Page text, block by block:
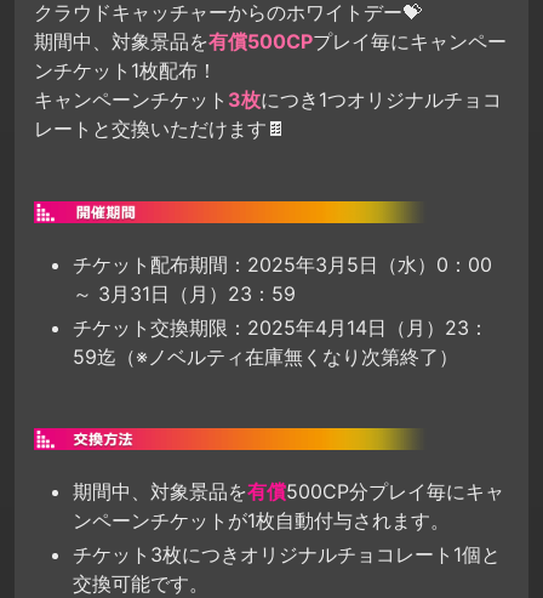
クラウドキャッチャーからのホワイトデー💝
期間中、対象景品を有償500CPプレイ毎にキャンペー
ンチケット1枚配布！
キャンペーンチケット 3枚につき1つオリジナルチョコ
レートと交換いただけます🍫
チケット配布期間：2025年3月5日（水）0：00
～ 3月31日（月）23：59
チケット交換期限：2025年4月14日（月）23：
59迄（※ノベルティ在庫無くなり次第終了）
期間中、対象景品を有償500CP分プレイ毎にキャ
ンペーンチケットが1枚自動付与されます。
チケット3枚につきオリジナルチョコレート1個と
交換可能です。